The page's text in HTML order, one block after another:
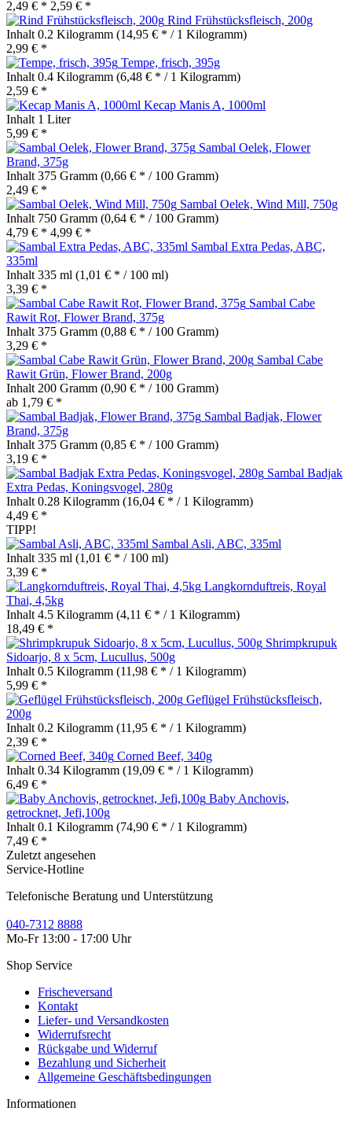
2,49 € * 2,59 € *
Rind Frühstücksfleisch, 200g
Inhalt 0.2 Kilogramm (14,95 € * / 1 Kilogramm)
2,99 € *
Tempe, frisch, 395g
Inhalt 0.4 Kilogramm (6,48 € * / 1 Kilogramm)
2,59 € *
Kecap Manis A, 1000ml
Inhalt 1 Liter
5,99 € *
Sambal Oelek, Flower
Brand, 375g
Inhalt 375 Gramm (0,66 € * / 100 Gramm)
2,49 € *
Sambal Oelek, Wind Mill, 750g
Inhalt 750 Gramm (0,64 € * / 100 Gramm)
4,79 € * 4,99 € *
Sambal Extra Pedas, ABC,
335ml
Inhalt 335 ml (1,01 € * / 100 ml)
3,39 € *
Sambal Cabe
Rawit Rot, Flower Brand, 375g
Inhalt 375 Gramm (0,88 € * / 100 Gramm)
3,29 € *
Sambal Cabe
Rawit Grün, Flower Brand, 200g
Inhalt 200 Gramm (0,90 € * / 100 Gramm)
ab 1,79 € *
Sambal Badjak, Flower
Brand, 375g
Inhalt 375 Gramm (0,85 € * / 100 Gramm)
3,19 € *
Sambal Badjak
Extra Pedas, Koningsvogel, 280g
Inhalt 0.28 Kilogramm (16,04 € * / 1 Kilogramm)
4,49 € *
TIPP!
Sambal Asli, ABC, 335ml
Inhalt 335 ml (1,01 € * / 100 ml)
3,39 € *
Langkornduftreis, Royal
Thai, 4,5kg
Inhalt 4.5 Kilogramm (4,11 € * / 1 Kilogramm)
18,49 € *
Shrimpkrupuk
Sidoarjo, 8 x 5cm, Lucullus, 500g
Inhalt 0.5 Kilogramm (11,98 € * / 1 Kilogramm)
5,99 € *
Geflügel Frühstücksfleisch,
200g
Inhalt 0.2 Kilogramm (11,95 € * / 1 Kilogramm)
2,39 € *
Corned Beef, 340g
Inhalt 0.34 Kilogramm (19,09 € * / 1 Kilogramm)
6,49 € *
Baby Anchovis,
getrocknet, Jefi,100g
Inhalt 0.1 Kilogramm (74,90 € * / 1 Kilogramm)
7,49 € *
Zuletzt angesehen
Service-Hotline
Telefonische Beratung und Unterstützung
040-7312 8888
Mo-Fr 13:00 - 17:00 Uhr
Shop Service
Frischeversand
Kontakt
Liefer- und Versandkosten
Widerrufsrecht
Rückgabe und Widerruf
Bezahlung und Sicherheit
Allgemeine Geschäftsbedingungen
Informationen